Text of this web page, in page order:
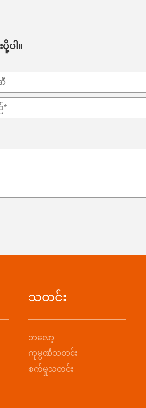
ပို့ပါ။
သတင်း
ဘလော့
ကုမ္ပဏီသတင်း
စက်မှုသတင်း